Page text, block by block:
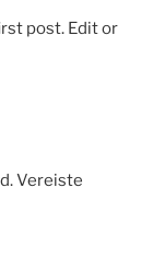
post. Edit or
Vereiste